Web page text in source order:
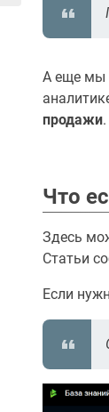
А еще мы
продажи
Что
Здесь
Статьи
Если